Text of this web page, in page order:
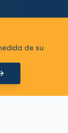
de su